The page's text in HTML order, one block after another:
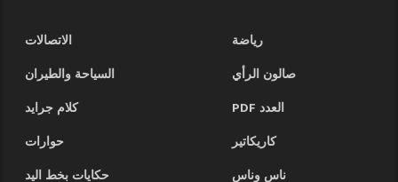
رياضة
الاتصالات
صالون الرأي
السياحة والطيران
العدد PDF
كلام جرايد
كاريكاتير
حوارات
ناس وناس
حكايات بخط اليد